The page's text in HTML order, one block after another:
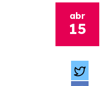
abr
15